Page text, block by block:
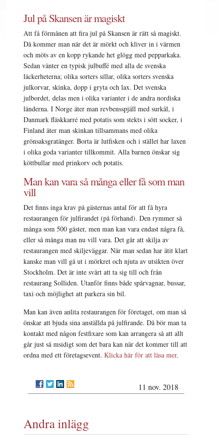
Jul på Skansen är magiskt
Att få förmånen att fira jul på Skansen är rätt så magiskt.
Då kommer man när det är mörkt och kliver in i värmen
och möts av en kopp rykande het glögg med pepparkaka.
Sedan vänter en typisk julbuffé med alla de svenska
läckerheterna; olika sorters sillar, olika sorters svenska
julkorvar, skinka, dopp i gryta och lax. Det svenska
julbordet, delas men i olika varianter i de andra nordiska
länderna. I Norge äter man revbensspjäll med surkål, i
Danmark fläskkarré med potatis som stekts i sött socker, i
Finland äter man skinkan tillsammans med olika
grönsaksgratänger. Borta är lutfisken och i stället har laxen
i olika goda varianter tillkommit. Alla barnen önskar sig
köttbullar med prinkorv och potatis.
Man kan vara så många eller få som man
vill
Det finns inga krav på gästernas antal för att få hyra
restaurangen för julfirandet (på förhand). Den rymmer så
många som 500 gäster, men man kan vara endast några få,
eller så många man nu vill vara. Det går att skilja av
restaurangen med skiljeväggar. När man sedan har ätit klart
kanske man vill gå ut i mörkret och njuta av utsikten över
Stockholm. Det är inte svårt att ta sig till och från
restaurang Solliden. Utanför finns både spårvagnar, bussar,
taxi och möjlighet att parkera sin bil.
Man kan även anlita restaurangen för företaget, om man så
önskar att bjuda sina anställda på julfirande. Då bör man ta
kontakt med någon festfixare som kan arrangera så att allt
går just så msidigt som det bara kan när det kommer till att
ordna med ett företagsevent.Klicka här för att läsa mer.
11 nov. 2018
Andra inlägg